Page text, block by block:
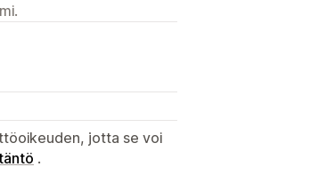
jotta se voi
.